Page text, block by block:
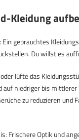
Kleidung
gebrauchtes
Du willst es
lüfte das
auf niedriger bis mittlerer
zu reduzieren und
Frischere Optik und